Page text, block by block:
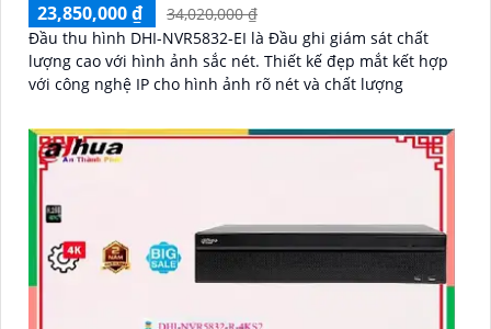
23,850,000 ₫
34,020,000 ₫
Đầu thu hình DHI-NVR5832-EI là Đầu ghi giám sát chất
lượng cao với hình ảnh sắc nét. Thiết kế đẹp mắt kết hợp
với công nghệ IP cho hình ảnh rõ nét và chất lượng